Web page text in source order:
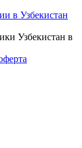
в Узбекистан
Узбекистан в